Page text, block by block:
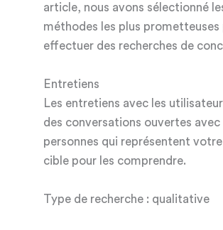
article, nous avons sélectionné
méthodes les plus prometteuses
effectuer des recherches de
Entretiens
Les entretiens avec les
des conversations ouvertes avec
personnes qui représentent
cible pour les comprendre.
Type de recherche : qualitative